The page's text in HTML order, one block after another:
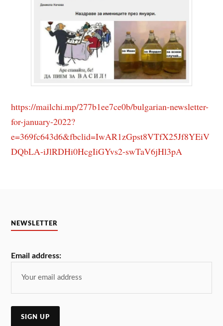
https://mailchi.mp/277b1ee7ce0b/bulgarian-newsletter-
for-january-2022?
e=369fc643d6&fbclid=IwAR1zGpst8VTfX25Jf8YEiV
DQbLA-iJlRDHi0HcgIiGYvs2-swTaV6jHl3pA
NEWSLETTER
Email address: